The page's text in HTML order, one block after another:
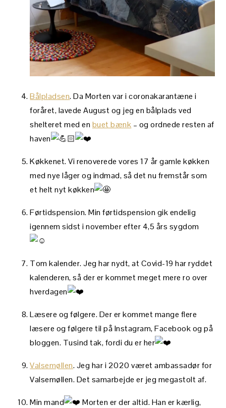
Bålpladsen. Da Morten var i coronakarantæne i
foråret, lavede August og jeg en bålplads ved
shelteret med en buet bænk – og ordnede resten af
haven
Køkkenet. Vi renoverede vores 17 år gamle køkken
med nye låger og indmad, så det nu fremstår som
et helt nyt køkken
Førtidspension. Min førtidspension gik endelig
igennem sidst i november efter 4,5 års sygdom
Tom kalender. Jeg har nydt, at Covid-19 har ryddet
kalenderen, så der er kommet meget mere ro over
hverdagen
Læsere og følgere. Der er kommet mange flere
læsere og følgere til på Instagram, Facebook og på
bloggen. Tusind tak, fordi du er her
Valsemøllen. Jeg har i 2020 været ambassadør for
Valsemøllen. Det samarbejde er jeg megastolt af.
Min mand
Morten er der altid. Han er kærlig,